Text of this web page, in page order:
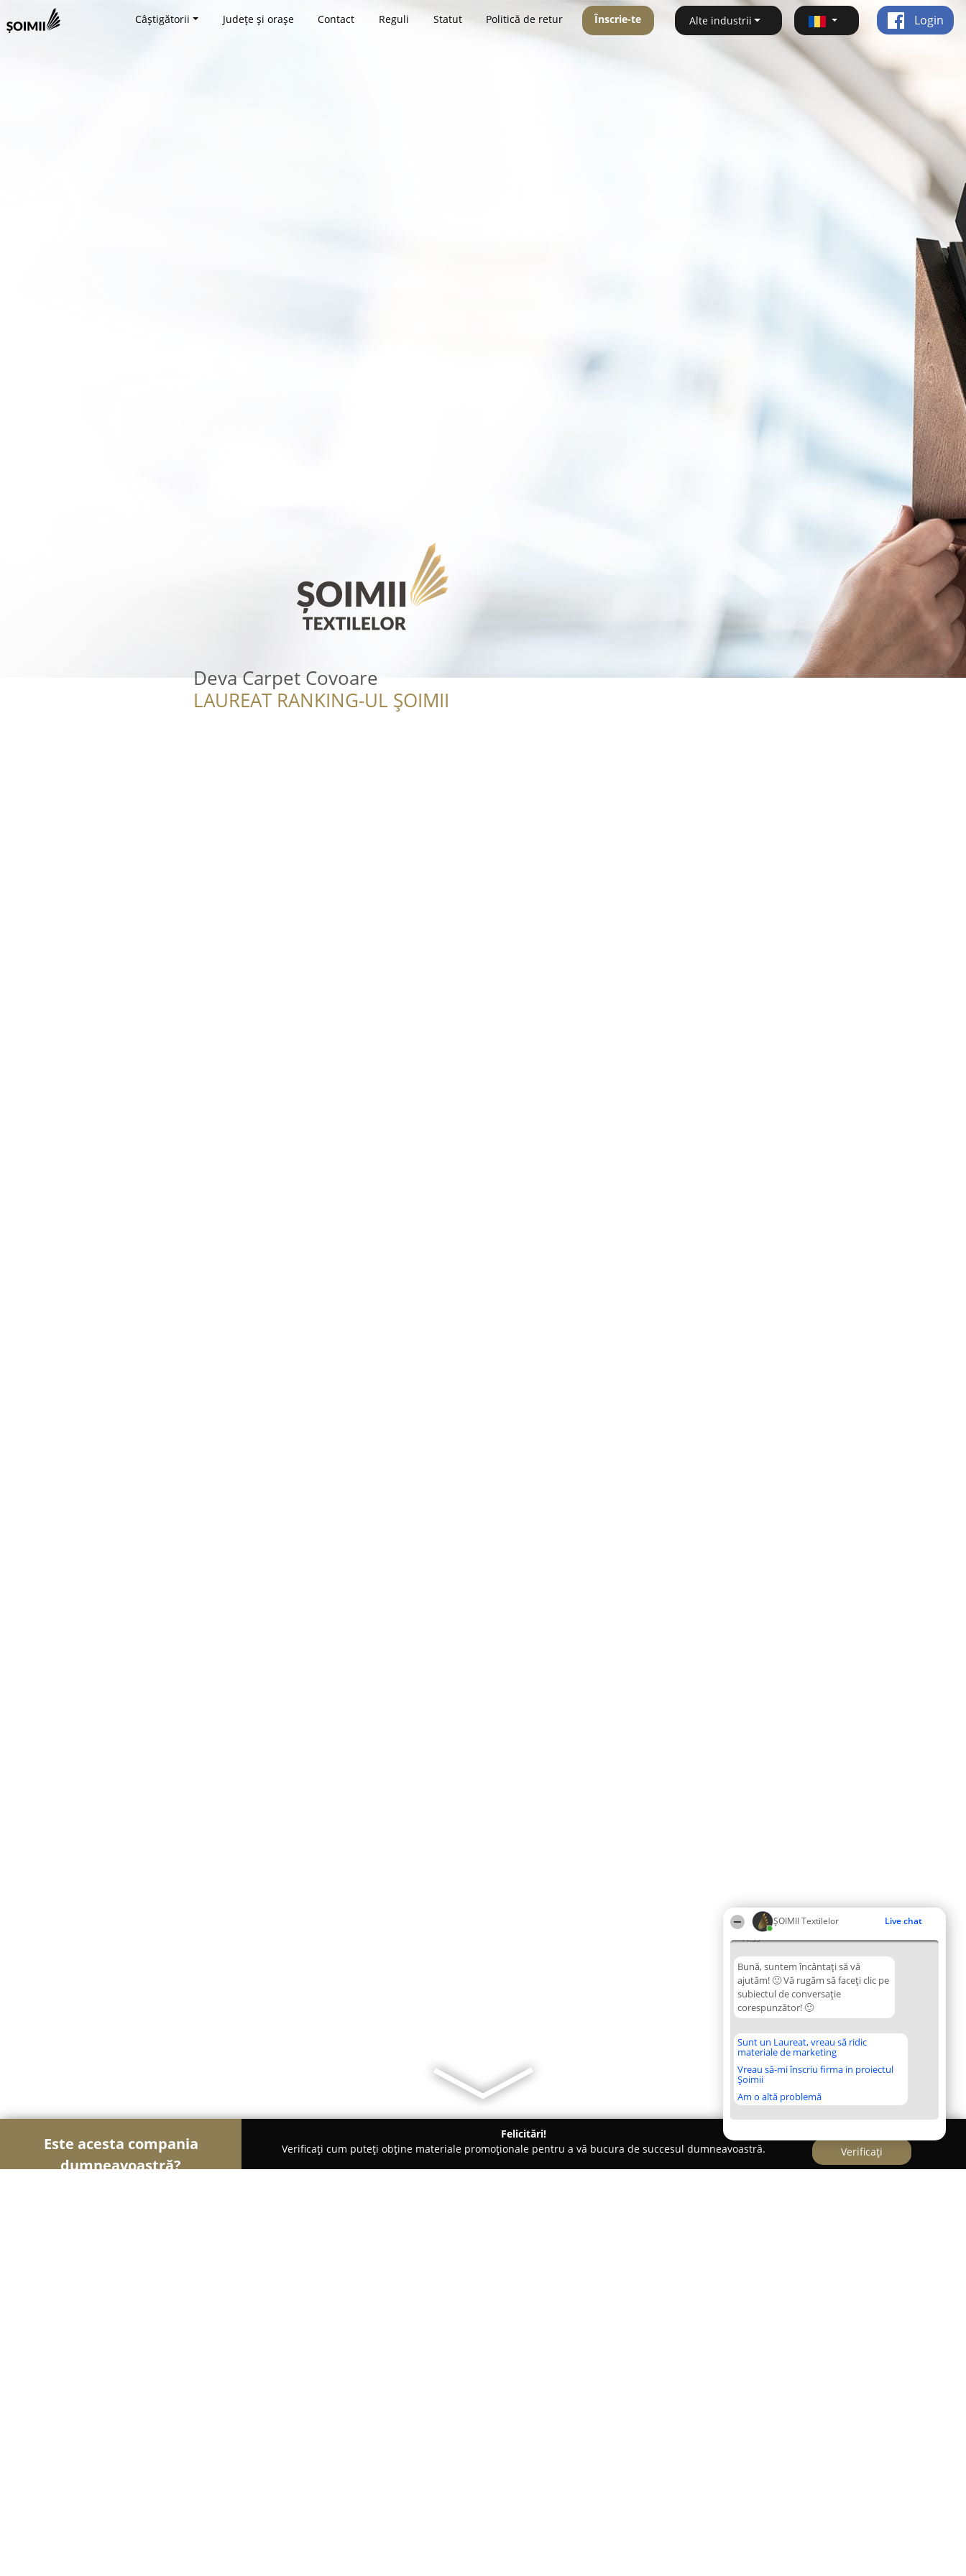
ȘOIMII Textilelor Live chat
11:53
Bună, suntem încântați să vă
ajutăm! 🙂 Vă rugăm să faceți clic pe
subiectul de conversație
corespunzător! 🙂
Sunt un Laureat, vreau să ridic
materiale de marketing
Vreau să-mi înscriu firma in proiectul
Șoimii
Am o altă problemă
Câștigătorii Județe și orașe Contact Reguli Statut Politică de retur Înscrie-te Alte industrii Login
Deva Carpet Covoare
LAUREAT RANKING-UL ȘOIMII
Este acesta compania
dumneavoastră?
Felicitări!
Verificați cum puteți obține materiale promoționale pentru a vă bucura de succesul dumneavoastră.
Verificați